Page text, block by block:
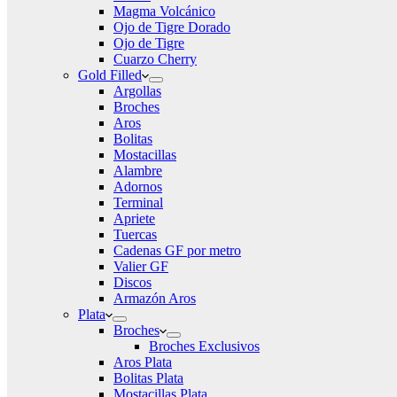
Magma Volcánico
Ojo de Tigre Dorado
Ojo de Tigre
Cuarzo Cherry
Gold Filled
Argollas
Broches
Aros
Bolitas
Mostacillas
Alambre
Adornos
Terminal
Apriete
Tuercas
Cadenas GF por metro
Valier GF
Discos
Armazón Aros
Plata
Broches
Broches Exclusivos
Aros Plata
Bolitas Plata